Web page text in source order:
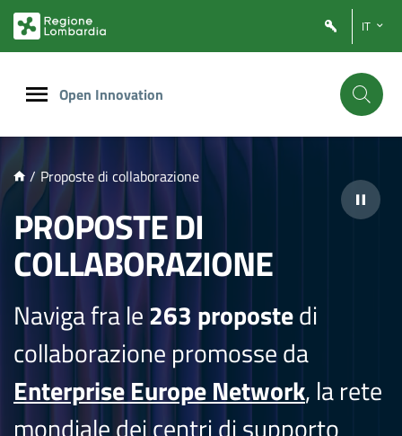
PRINCIPALE
IT
Open Innovation
/ Proposte di collaborazione
PROPOSTE DI
COLLABORAZIONE
Naviga fra le263 propostedi
collaborazione promosse da
Enterprise Europe Network, la rete